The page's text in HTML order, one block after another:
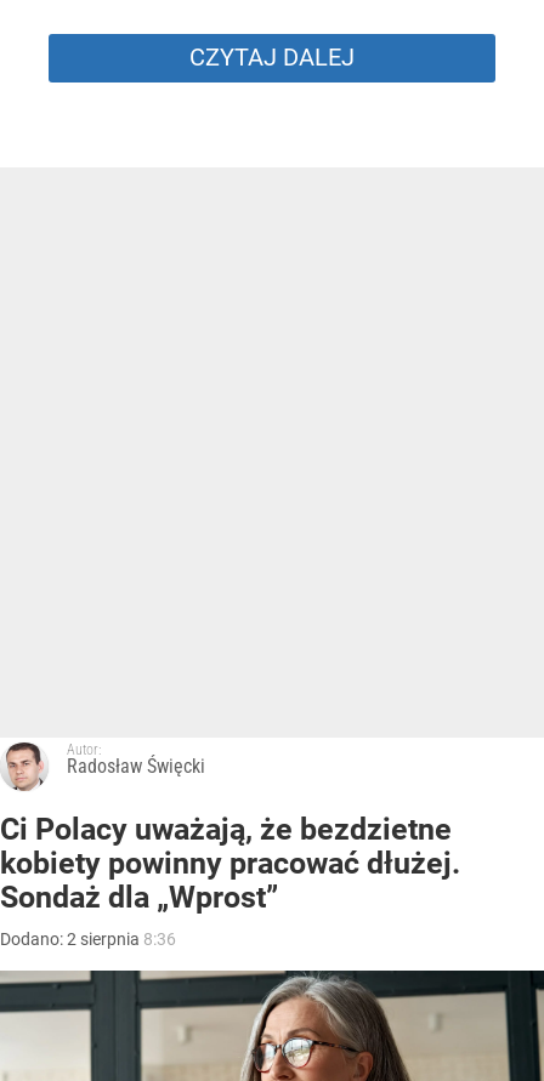
CZYTAJ DALEJ
Autor:
Radosław Święcki
Ci Polacy uważają, że bezdzietne
kobiety powinny pracować dłużej.
Sondaż dla „Wprost”
Dodano:2 sierpnia 8:36